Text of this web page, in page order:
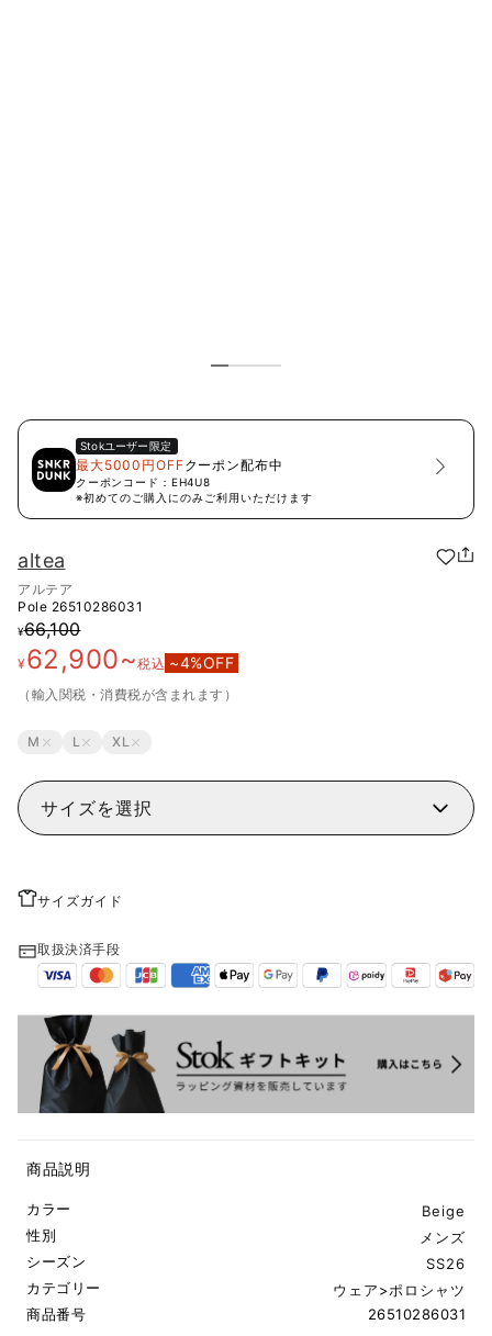
Stokユーザー限定
最大5000円OFFクーポン配布中
クーポンコード： EH4U8
※初めてのご購入にのみご利用いただけます
altea
アルテア
Pole 26510286031
¥66,100
¥62,900~税込 ~4%OFF
（輸入関税・消費税が含まれます）
M L XL
サイズを選択
サイズガイド
取扱決済手段
商品説明
カラー
Beige
性別
メンズ
シーズン
SS26
カテゴリー
ウェア>ポロシャツ
商品番号
26510286031